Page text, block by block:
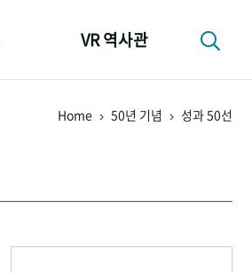
VR 역사관
Home 50년 기념 성과 50선